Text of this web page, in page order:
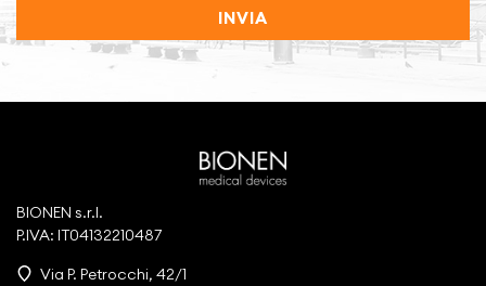
INVIA
BIONEN s.r.l.
P.IVA: IT04132210487
Via P. Petrocchi, 42/1